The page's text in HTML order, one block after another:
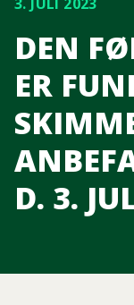
DEN
ER
D. 3.